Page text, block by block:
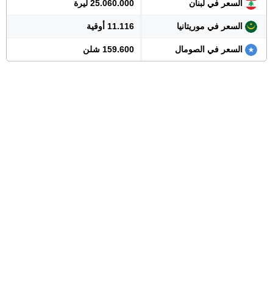
السعر في لبنان 25.060.000 ليرة
السعر في موريتانيا 11.116 أوقية
السعر في الصومال 159.600 شلن